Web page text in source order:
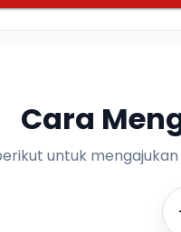
Cara
untuk mengajukan